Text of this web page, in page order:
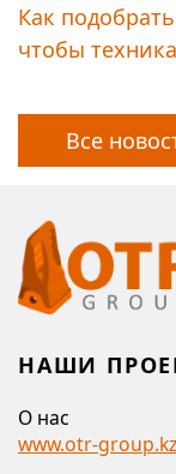
Как
чтобы
Все
НАШИ
О нас
www.otr-group.kz